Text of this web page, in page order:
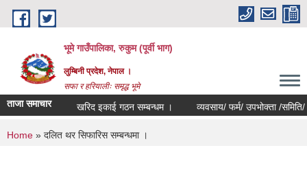
Skip to main content
भूमे गाउँपालिका, रुकुम (पूर्वी भाग)
लुम्बिनी प्रदेश, नेपाल ।
सफा र हरियालीः समृद्ध भूमे
ताजा समाचारखरिद इकाई गठन सम्बन्धम । व्यवसाय/ फर्म/ उपभोक्ता /समिति/ समुह/
You are here
Home » दलित थर सिफारिस सम्बन्धमा ।